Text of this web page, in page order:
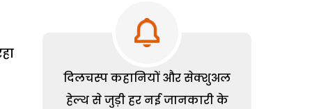
दिलचस्प कहानियों और सेक्शुअल
हेल्थ से जुड़ी हर नई जानकारी के